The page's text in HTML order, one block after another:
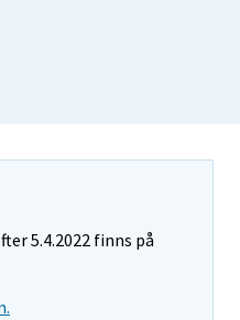
5.4.2022 finns på